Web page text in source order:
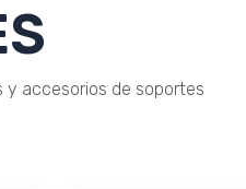
y accesorios de soportes